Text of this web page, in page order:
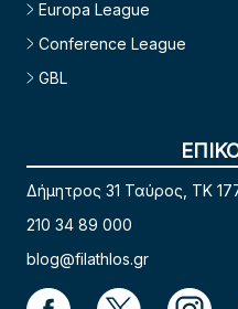
Europa League
Conference League
GBL
Δήμητρος 31 Ταύρος, TK
210 34 89 000
blog@filathlos.gr